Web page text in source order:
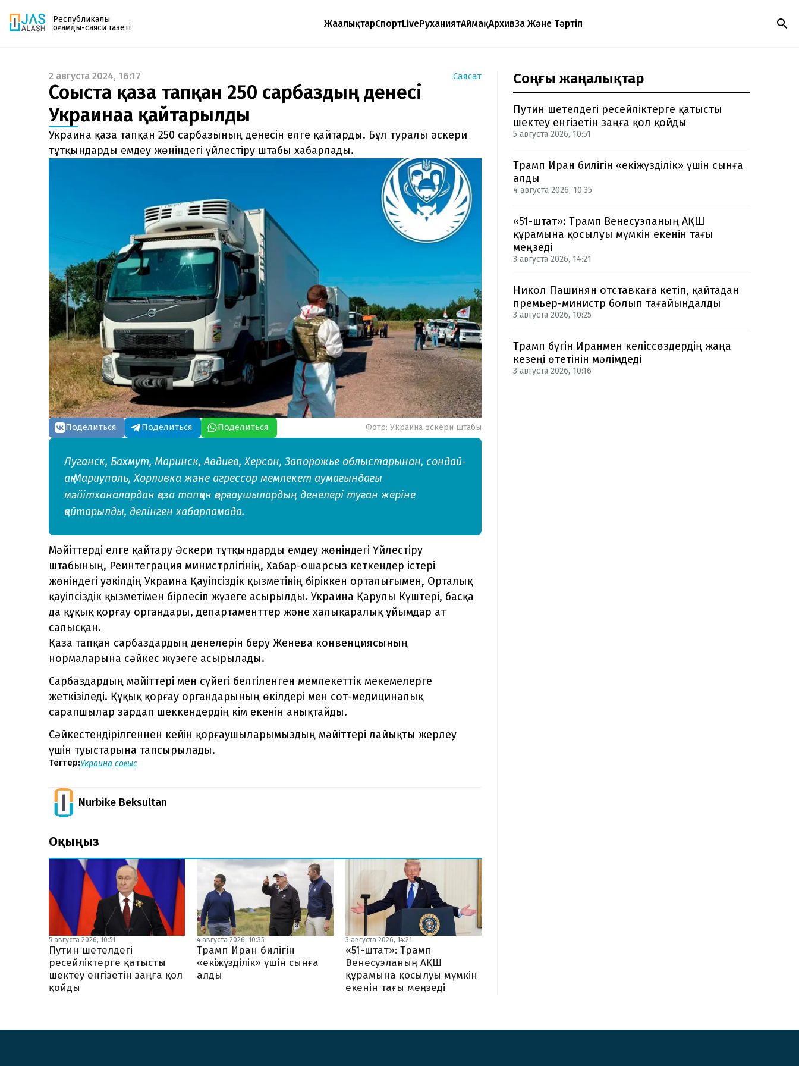
Республикалық
қоғамдық-саяси газеті
ЖаңалықтарСпортLiveРуханиятАймақАрхивЗаң Және Тәртіп
Газетке жазылу
PDF форматтағы газетті ай сайын электронды
поштаңызға алып отырыңыз. Жаңа нөмір
шыққан сәтте сізге бірден жіберіледі. Тек email
енгізіңіз, біз қалғанын өзіміз жібереміз.
2 августа 2024, 16:17 Саясат
Соғыста қаза тапқан 250 сарбаздың денесі
Украинаға қайтарылды
Украина қаза тапқан 250 сарбазының денесін елге қайтарды. Бұл туралы әскери
тұтқындарды емдеу жөніндегі үйлестіру штабы хабарлады.
Поделиться Поделиться Поделиться Фото: Украина әскери штабы
Луганск, Бахмут, Маринск, Авдиев, Херсон, Запорожье облыстарынан, сондай-
ақ Мариуполь, Хорливка және агрессор мемлекет аумағындағы
мәйітханалардан қаза тапқан қорғаушылардың денелері туған жеріне
қайтарылды, делінген хабарламада.
Мәйіттерді елге қайтару Әскери тұтқындарды емдеу жөніндегі Үйлестіру
штабының, Реинтеграция министрлігінің, Хабар-ошарсыз кеткендер істері
жөніндегі уәкілдің Украина Қауіпсіздік қызметінің біріккен орталығымен, Орталық
қауіпсіздік қызметімен бірлесіп жүзеге асырылды. Украина Қарулы Күштері, басқа
да құқық қорғау органдары, департаменттер және халықаралық ұйымдар ат
салысқан.
Қаза тапқан сарбаздардың денелерін беру Женева конвенциясының
нормаларына сәйкес жүзеге асырылады.
Сарбаздардың мәйіттері мен сүйегі белгіленген мемлекеттік мекемелерге
жеткізіледі. Құқық қорғау органдарының өкілдері мен сот-медициналық
сарапшылар зардап шеккендердің кім екенін анықтайды.
Сәйкестендірілгеннен кейін қорғаушыларымыздың мәйіттері лайықты жерлеу
үшін туыстарына тапсырылады.
Тегтер:Украина соғыс
Nurbike Beksultan
Оқыңыз
5 августа 2026, 10:51
Путин шетелдегі
ресейліктерге қатысты
шектеу енгізетін заңға қол
қойды
4 августа 2026, 10:35
Трамп Иран билігін
«екіжүзділік» үшін сынға
алды
3 августа 2026, 14:21
«51-штат»: Трамп
Венесуэланың АҚШ
құрамына қосылуы мүмкін
екенін тағы меңзеді
Соңғы жаңалықтар
Путин шетелдегі ресейліктерге қатысты
шектеу енгізетін заңға қол қойды
5 августа 2026, 10:51
Трамп Иран билігін «екіжүзділік» үшін сынға
алды
4 августа 2026, 10:35
«51-штат»: Трамп Венесуэланың АҚШ
құрамына қосылуы мүмкін екенін тағы
меңзеді
3 августа 2026, 14:21
Никол Пашинян отставкаға кетіп, қайтадан
премьер-министр болып тағайындалды
3 августа 2026, 10:25
Трамп бүгін Иранмен келіссөздердің жаңа
кезеңі өтетінін мәлімдеді
3 августа 2026, 10:16